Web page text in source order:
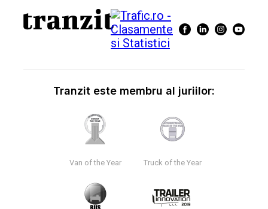
Tranzit este membru al juriilor:
Van of the Year Truck of the Year